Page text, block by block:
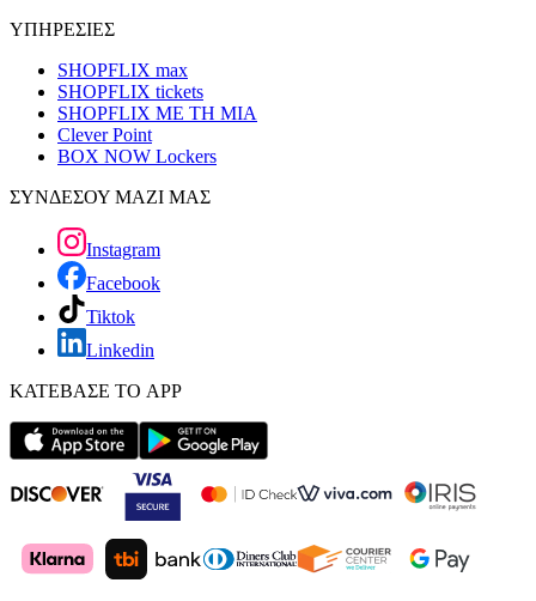
ΥΠΗΡΕΣΙΕΣ
SHOPFLIX max
SHOPFLIX tickets
SHOPFLIX ΜΕ ΤΗ ΜΙΑ
Clever Point
BOX NOW Lockers
ΣΥΝΔΕΣΟΥ ΜΑΖΙ ΜΑΣ
Instagram
Facebook
Tiktok
Linkedin
ΚΑΤΕΒΑΣΕ ΤΟ APP